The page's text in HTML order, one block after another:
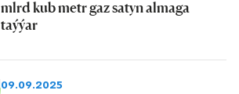
mlrd kub metr gaz satyn almaga
taýýar
09.09.2025